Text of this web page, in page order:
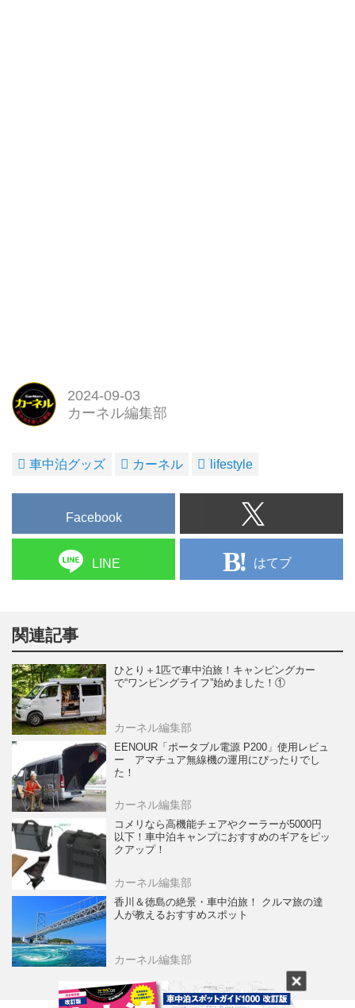
2024-09-03
カーネル編集部
車中泊グッズ カーネル lifestyle
Facebook
LINE はてブ
関連記事
ひとり＋1匹で車中泊旅！キャンピングカー
で“ワンピングライフ”始めました！①
カーネル編集部
EENOUR「ポータブル電源 P200」使用レビュ
ー アマチュア無線機の運用にぴったりでし
た！
カーネル編集部
コメリなら高機能チェアやクーラーが5000円
以下！車中泊キャンプにおすすめのギアをピッ
クアップ！
カーネル編集部
香川＆徳島の絶景・車中泊旅！ クルマ旅の達
人が教えるおすすめスポット
カーネル編集部